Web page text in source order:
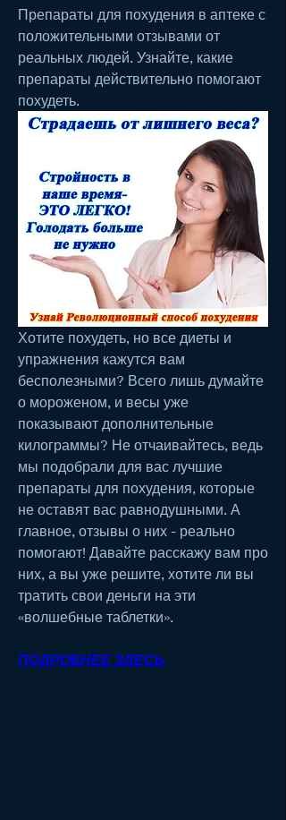
Препараты для похудения в аптеке с
положительными отзывами от
реальных людей. Узнайте, какие
препараты действительно помогают
похудеть.
Хотите похудеть, но все диеты и
упражнения кажутся вам
бесполезными? Всего лишь думайте
о мороженом, и весы уже
показывают дополнительные
килограммы? Не отчаивайтесь, ведь
мы подобрали для вас лучшие
препараты для похудения, которые
не оставят вас равнодушными. А
главное, отзывы о них - реально
помогают! Давайте расскажу вам про
них, а вы уже решите, хотите ли вы
тратить свои деньги на эти
«волшебные таблетки».
ПОДРОБНЕЕ ЗДЕСЬ